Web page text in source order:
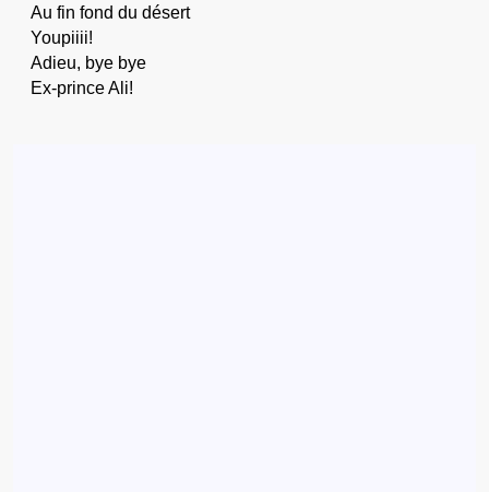
Au fin fond du désert
Youpiiii!
Adieu, bye bye
Ex-prince Ali!